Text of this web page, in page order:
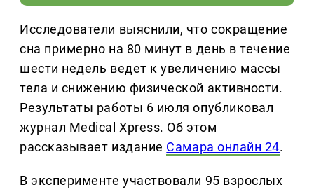
Исследователи выяснили, что сокращение
сна примерно на 80 минут в день в течение
шести недель ведет к увеличению массы
тела и снижению физической активности.
Результаты работы 6 июля опубликовал
журнал Medical Xpress. Об этом
рассказывает издание Самара онлайн 24.
В эксперименте участвовали 95 взрослых